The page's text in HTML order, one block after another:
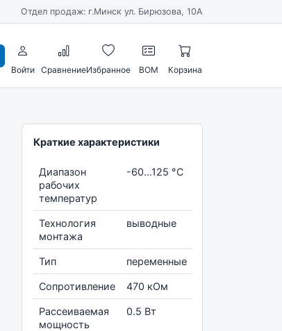
Отдел продаж: г.Минск ул. Бирюзова, 10А
Войти СравнениеИзбранное BOM Корзина
Краткие характеристики
Диапазон
рабочих
температур
-60...125 °С
Технология
монтажа
выводные
Тип переменные
Сопротивление 470 кОм
Рассеиваемая
мощность
0.5 Вт